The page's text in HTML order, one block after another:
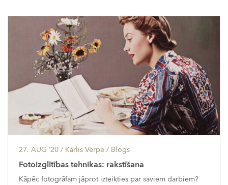
27. AUG ’20 / Kārlis Vērpe / Blogs
Fotoizglītības tehnikas: rakstīšana
Kāpēc fotogrāfam jāprot izteikties par saviem darbiem?